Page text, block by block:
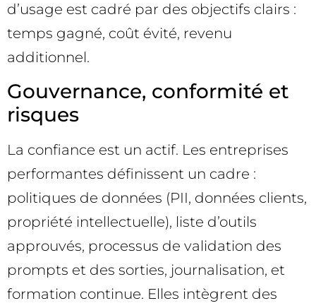
d’usage est cadré par des objectifs clairs :
temps gagné, coût évité, revenu
additionnel.
Gouvernance, conformité et
risques
La confiance est un actif. Les entreprises
performantes définissent un cadre :
politiques de données (PII, données clients,
propriété intellectuelle), liste d’outils
approuvés, processus de validation des
prompts et des sorties, journalisation, et
formation continue. Elles intègrent des